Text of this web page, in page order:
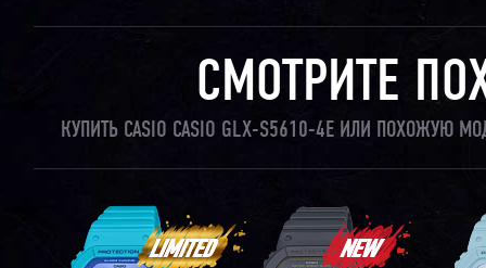
СМОТРИТЕ
КУПИТЬ CASIO CASIO GLX-S5610-4E ИЛИ ПОХОЖУЮ